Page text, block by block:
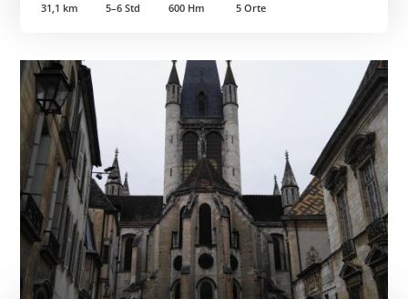
31,1 km 5–6 Std 600 Hm 5Orte